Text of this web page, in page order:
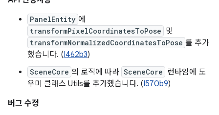
PanelEntity 에
transformPixelCoordinatesToPose 및
transformNormalizedCoordinatesToPose 를 추가
했습니다. (I462b3)
SceneCore 의 로직에 따라 SceneCore 런타임에 도
우미 클래스 Utils를 추가했습니다. (I570b9)
버그 수정